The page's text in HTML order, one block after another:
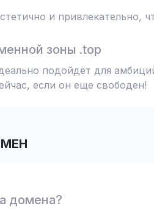
и привлекательно,
зоны .top
подойдёт для
если он еще свободен!
домена?